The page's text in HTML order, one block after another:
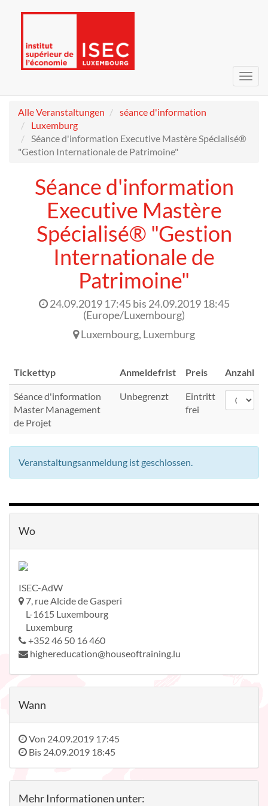
Alle Veranstaltungen
séance d'information
Luxemburg
Séance d'information Executive Mastère Spécialisé®
"Gestion Internationale de Patrimoine"
Séance d'information
Executive Mastère
Spécialisé® "Gestion
Internationale de
Patrimoine"
24.09.2019 17:45bis 24.09.2019 18:45
(Europe/Luxembourg)
Luxembourg, Luxemburg
Tickettyp Anmeldefrist Preis Anzahl
Séance d'information
Master Management
de Projet
Unbegrenzt
Eintritt
frei
Veranstaltungsanmeldung ist geschlossen.
Wo
ISEC-AdW
7, rue Alcide de Gasperi
L-1615 Luxembourg
Luxemburg
+352 46 50 16 460
highereducation@houseoftraining.lu
Wann
Von 24.09.2019 17:45
Bis 24.09.2019 18:45
Mehr Informationen unter: